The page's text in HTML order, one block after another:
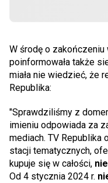
W środę o zakończeniu
poinformowała także
miała nie wiedzieć, że
Republika:
"Sprawdziliśmy z
imieniu odpowiada za
mediach. TV Republika
stacji tematycznych,
kupuje się w całości,
Od 4 stycznia 2024 r.